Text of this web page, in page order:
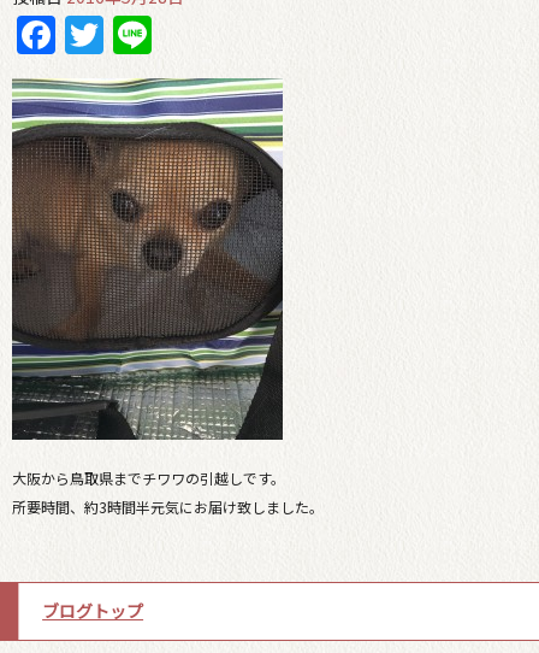
Facebook
Twitter
大阪から鳥取県までチワワの引越しです。
所要時間、約3時間半元気にお届け致しました。
ブログトップ